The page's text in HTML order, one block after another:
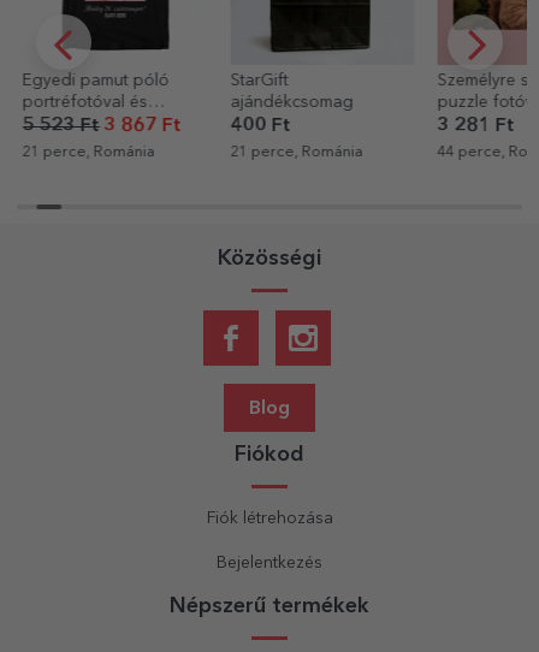
Egyedi pamut póló
portréfotóval és
szöveggel
5 523 Ft3 867 Ft
21 perce, Románia
StarGift
ajándékcsomag
400 Ft
21 perce, Románia
Személyre
puzzle
üzenettel
3 281 Ft
44 perce,
Közösségi
Blog
Fiókod
Fiók létrehozása
Bejelentkezés
Népszerű termékek